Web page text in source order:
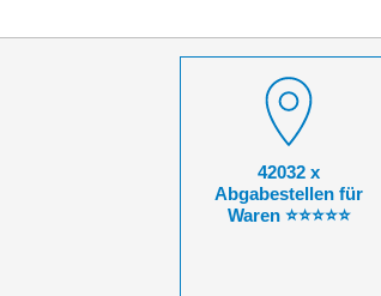
42032 x
Abgabestellen für
Waren ⭐⭐⭐⭐⭐